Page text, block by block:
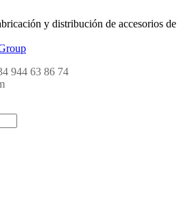
y distribución de accesorios de
944 63 86 74